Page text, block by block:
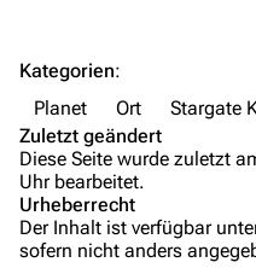
Anfragen
Löschantrag
Vandalismus
Kategorien:
Planet
Ort
Stargate
Zuletzt geändert
Diese Seite wurde zuletzt
Uhr bearbeitet.
Urheberrecht
Der Inhalt ist verfügbar
sofern nicht anders